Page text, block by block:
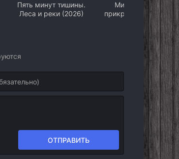
Пять минут тишины.
Леса и реки (2026)
Мисс Хон под
прикрытием (2026)
ОТПРАВИТЬ